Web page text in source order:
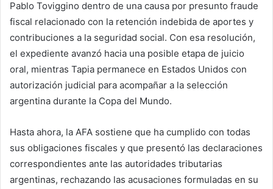
Pablo Toviggino dentro de una causa por presunto fraude
fiscal relacionado con la retención indebida de aportes y
contribuciones a la seguridad social. Con esa resolución,
el expediente avanzó hacia una posible etapa de juicio
oral, mientras Tapia permanece en Estados Unidos con
autorización judicial para acompañar a la selección
argentina durante la Copa del Mundo.
Hasta ahora, la AFA sostiene que ha cumplido con todas
sus obligaciones fiscales y que presentó las declaraciones
correspondientes ante las autoridades tributarias
argentinas, rechazando las acusaciones formuladas en su